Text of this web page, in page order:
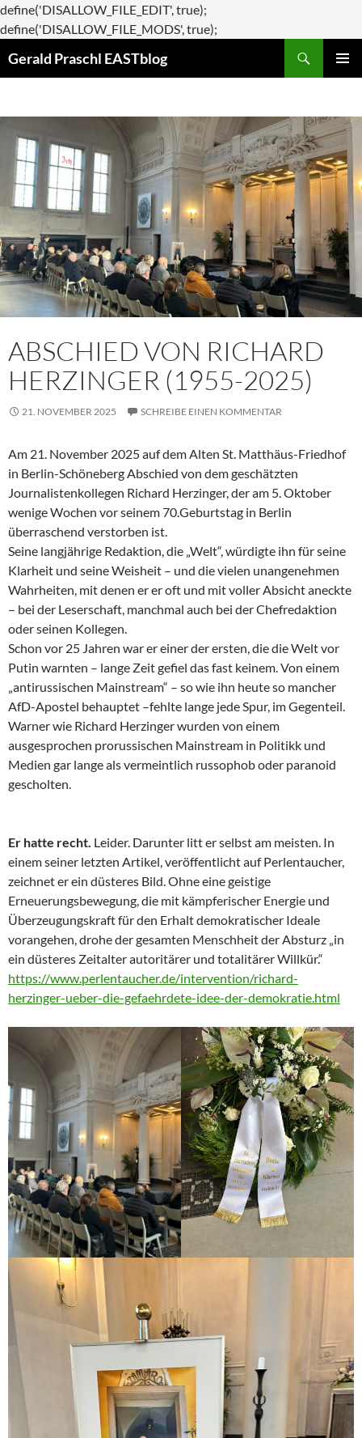
define('DISALLOW_FILE_EDIT', true);
define('DISALLOW_FILE_MODS', true);
Gerald Praschl EASTblog
ABSCHIED VON RICHARD
HERZINGER (1955-2025)
21. NOVEMBER 2025 SCHREIBE EINEN KOMMENTAR
Am 21. November 2025 auf dem Alten St. Matthäus-Friedhof
in Berlin-Schöneberg Abschied von dem geschätzten
Journalistenkollegen Richard Herzinger, der am 5. Oktober
wenige Wochen vor seinem 70.Geburtstag in Berlin
überraschend verstorben ist.
Seine langjährige Redaktion, die „Welt“, würdigte ihn für seine
Klarheit und seine Weisheit – und die vielen unangenehmen
Wahrheiten, mit denen er er oft und mit voller Absicht aneckte
– bei der Leserschaft, manchmal auch bei der Chefredaktion
oder seinen Kollegen.
Schon vor 25 Jahren war er einer der ersten, die die Welt vor
Putin warnten – lange Zeit gefiel das fast keinem. Von einem
„antirussischen Mainstream“ – so wie ihn heute so mancher
AfD-Apostel behauptet –fehlte lange jede Spur, im Gegenteil.
Warner wie Richard Herzinger wurden von einem
ausgesprochen prorussischen Mainstream in Politikk und
Medien gar lange als vermeintlich russophob oder paranoid
gescholten.
Er hatte recht. Leider. Darunter litt er selbst am meisten. In
einem seiner letzten Artikel, veröffentlicht auf Perlentaucher,
zeichnet er ein düsteres Bild. Ohne eine geistige
Erneuerungsbewegung, die mit kämpferischer Energie und
Überzeugungskraft für den Erhalt demokratischer Ideale
vorangehen, drohe der gesamten Menschheit der Absturz „in
ein düsteres Zeitalter autoritärer und totalitärer Willkür.“
https://www.perlentaucher.de/intervention/richard-
herzinger-ueber-die-gefaehrdete-idee-der-demokratie.html